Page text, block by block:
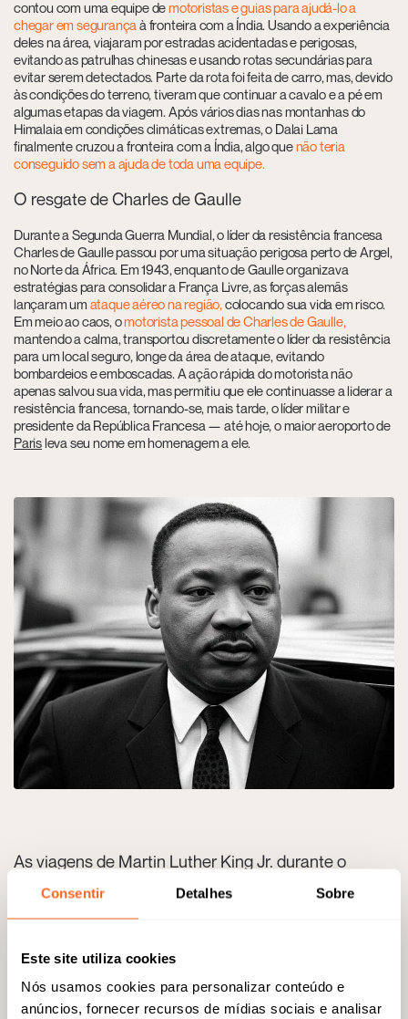
Consentir Detalhes Sobre
Este site utiliza cookies
Nós usamos cookies para personalizar conteúdo e
anúncios, fornecer recursos de mídias sociais e analisar
contou com uma equipe demotoristas e guias para ajudá-lo a
chegar em segurança à fronteira com a Índia. Usando a experiência
deles na área, viajaram por estradas acidentadas e perigosas,
evitando as patrulhas chinesas e usando rotas secundárias para
evitar serem detectados. Parte da rota foi feita de carro, mas, devido
às condições do terreno, tiveram que continuar a cavalo e a pé em
algumas etapas da viagem. Após vários dias nas montanhas do
Himalaia em condições climáticas extremas, o Dalai Lama
finalmente cruzou a fronteira com a Índia, algo quenão teria
conseguido sem a ajuda de toda uma equipe.
O resgate de Charles de Gaulle
Durante a Segunda Guerra Mundial, o líder da resistência francesa
Charles de Gaulle passou por uma situação perigosa perto de Argel,
no Norte da África. Em 1943, enquanto de Gaulle organizava
estratégias para consolidar a França Livre, as forças alemãs
lançaram um ataque aéreo na região, colocando sua vida em risco.
Em meio ao caos, omotorista pessoal de Charles de Gaulle,
mantendo a calma, transportou discretamente o líder da resistência
para um local seguro, longe da área de ataque, evitando
bombardeios e emboscadas. A ação rápida do motorista não
apenas salvou sua vida, mas permitiu que ele continuasse a liderar a
resistência francesa, tornando-se, mais tarde, o líder militar e
presidente da República Francesa — até hoje, o maior aeroporto de
Parisleva seu nome em homenagem a ele.
As viagens de Martin Luther King Jr. durante o
Durante o Movimento dos Direitos Civis nos Estados Unidos, Martin
marchas e organizava comícios e reuniões estratégicas. Nesse
sentido, suasegurança e mobilidade
desempenharam um papel fundamental para garantir o sucesso do
movimento. Ele contou com uma rede de motoristas,muitos deles